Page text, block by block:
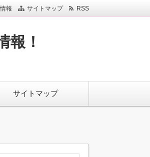
報 サイトマップ RSS
報！
サイトマップ